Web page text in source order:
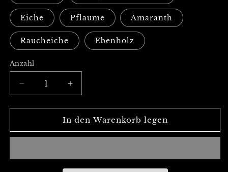
Eiche Pflaume Amaranth
Raucheiche Ebenholz
Anzahl
Verringere
die
Menge
Schlagstock
mm
Erhöhe
die
Menge
für
Schlagstock
mm
In den Warenkorb legen